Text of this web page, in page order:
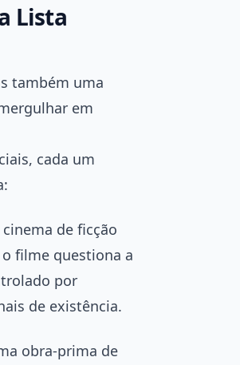
Lista
também uma
em
cada um
de ficção
filme questiona a
por
de existência.
obra-prima de